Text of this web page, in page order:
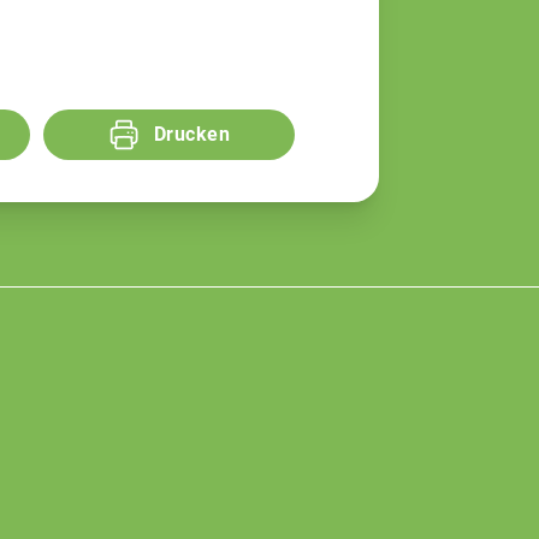
Drucken